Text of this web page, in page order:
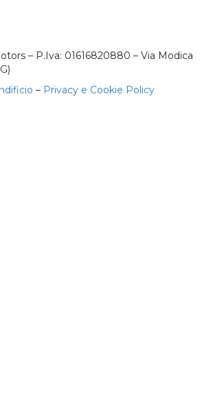
– P.Iva: 01616820880 – Via Modica
– Privacy e Cookie Policy